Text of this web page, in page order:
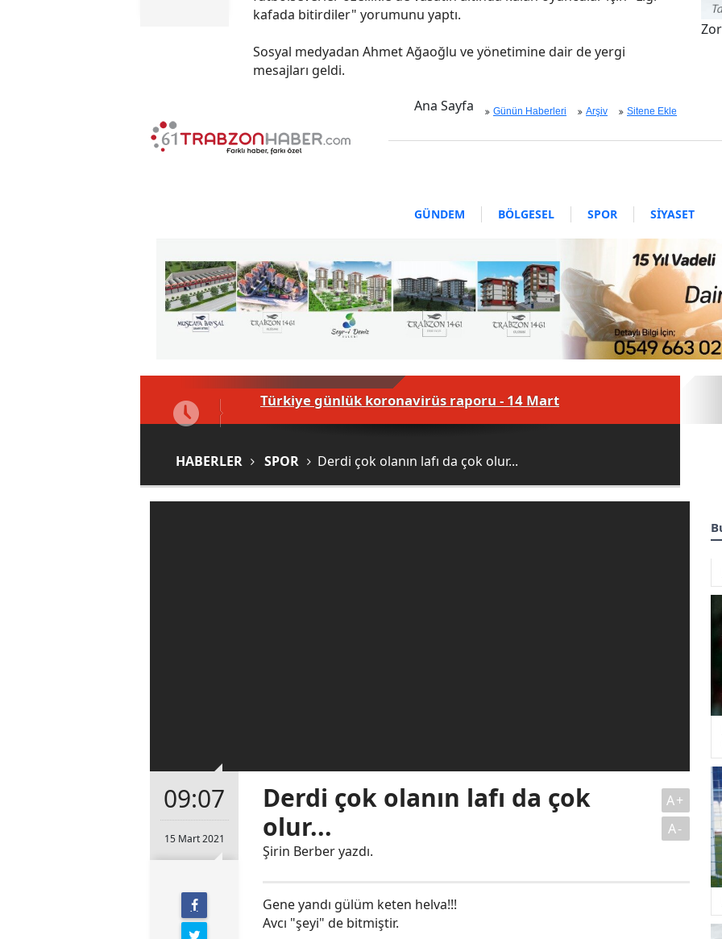
kafada bitirdiler" yorumunu yaptı.
Sosyal medyadan Ahmet Ağaoğlu ve yönetimine dair de yergi
mesajları geldi.
Ana Sayfa
Günün Haberleri Arşiv Sitene Ekle
GÜNDEM BÖLGESEL SPOR SİYASET
EKONOMİ ASAYİŞ SAĞLIK MAGAZİN
BİLİM - TEKNOLOJİ
Türkiye günlük koronavirüs raporu - 14 Mart
Uğurcan Çakır eksik noktayı açıkladı
HABERLER SPOR Derdi çok olanın lafı da çok olur...
09:07
15 Mart 2021
Derdi çok olanın lafı da çok
olur...
Şirin Berber yazdı.
A+
A-
Gene yandı gülüm keten helva!!!
Avcı "şeyi" de bitmiştir.